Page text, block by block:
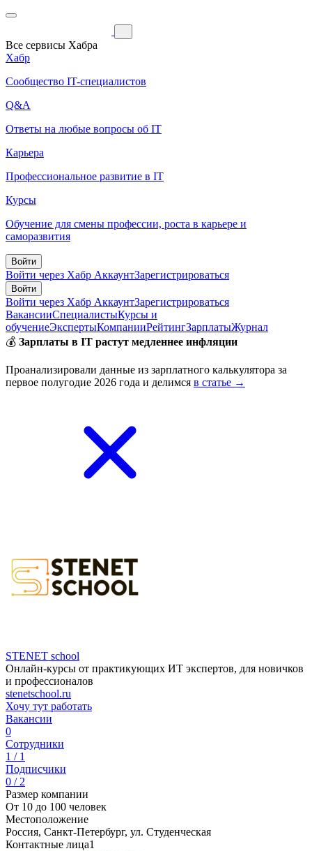
Все сервисы Хабра
Хабр
Сообщество IT-специалистов
Q&A
Ответы на любые вопросы об IT
Карьера
Профессиональное развитие в IT
Курсы
Обучение для смены профессии, роста в карьере и
саморазвития
Войти
Войти через Хабр АккаунтЗарегистрироваться
Войти
Войти через Хабр АккаунтЗарегистрироваться
ВакансииСпециалистыКурсы и
обучениеЭкспертыКомпанииРейтингЗарплатыЖурнал
💰 Зарплаты в IT растут медленнее инфляции
Проанализировали данные из зарплатного калькулятора за
первое полугодие 2026 года и делимся в статье →
STENET school
Онлайн-курсы от практикующих ИТ экспертов, для новичков
и профессионалов
stenetschool.ru
Хочу тут работать
Вакансии
0
Сотрудники
1 / 1
Подписчики
0 / 2
Размер компании
От 10 до 100 человек
Местоположение
Россия, Санкт-Петербург, ул. Студенческая
Контактные лица1